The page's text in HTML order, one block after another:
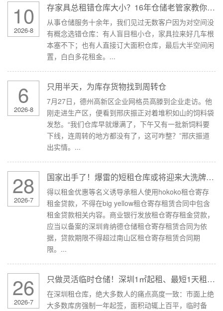
10
2026-8
存家具总租错仓库大小？16年仓储老管家教你精准测算、避坑省钱
从事仓储服务十余年，我们见过无数客户因为对空间没
有概念选错仓库：有人盲目租小仓，家具拉来好几车根
本塞不下；也有人直接订大面积仓库，最后大半空间闲
置，白白多花租金。...
6
2026-8
只用半天，为库存货物找到周转仓
7月27日，德州高新区企业网格员高滕到企业走访。他
刚走进生产区，便看到邢庆振正对着堆积如山的饲料袋
发愁。“我们仓库早就爆满了，下午又有一批新饲料要
下线，连周转的地方都没有了，这可咋整？”邢庆振道
出实情。...
28
2026-7
国家出手了！爆雷的短租仓库或将迎来大洗牌，深圳……
得以租金优惠等名义诱导承租人使用hokoko租仓寄存
租金贷款，不得在big yellow租仓寄存租赁合同中包含
租金贷款相关内容。商业银行发放租仓寄存租金贷款，
应当以备案的深圳肯纳德仓储租仓寄存租赁合同为依
据，贷款期限不得超过南山区租仓寄存租赁合同期
限。...
26
2026-7
只做灵活临时仓储！深圳1㎡起租、最短1天租用｜好管家存储仓，全场景短租周转专用仓
在深圳租仓库，绝大多数人的痛点高度一致：市面上绝
大多数库房强制一年起签，面积动辄上百平，临时备